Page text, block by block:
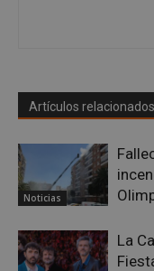
Artículos relacionados
Noticias
La
AWSALBCORS
Privacy Policy